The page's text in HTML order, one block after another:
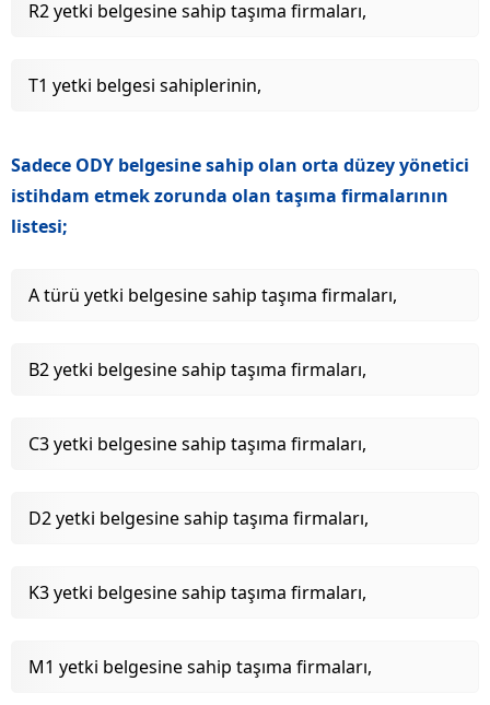
R2 yetki belgesine sahip taşıma firmaları,
T1 yetki belgesi sahiplerinin,
Sadece ODY belgesine sahip olan orta düzey yönetici
istihdam etmek zorunda olan taşıma firmalarının
listesi;
A türü yetki belgesine sahip taşıma firmaları,
B2 yetki belgesine sahip taşıma firmaları,
C3 yetki belgesine sahip taşıma firmaları,
D2 yetki belgesine sahip taşıma firmaları,
K3 yetki belgesine sahip taşıma firmaları,
M1 yetki belgesine sahip taşıma firmaları,